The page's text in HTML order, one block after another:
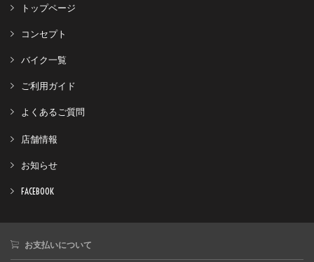
トップページ
コンセプト
バイク一覧
ご利用ガイド
よくあるご質問
店舗情報
お知らせ
FACEBOOK
お支払いについて